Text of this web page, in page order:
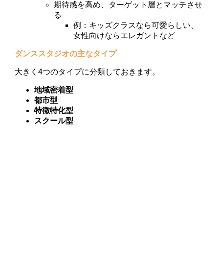
期待感を高め、ターゲット層とマッチさせ
る
例：キッズクラスなら可愛らしい、
女性向けならエレガントなど
ダンススタジオの主なタイプ
大きく4つのタイプに分類しておきます。
地域密着型
都市型
特徴特化型
スクール型